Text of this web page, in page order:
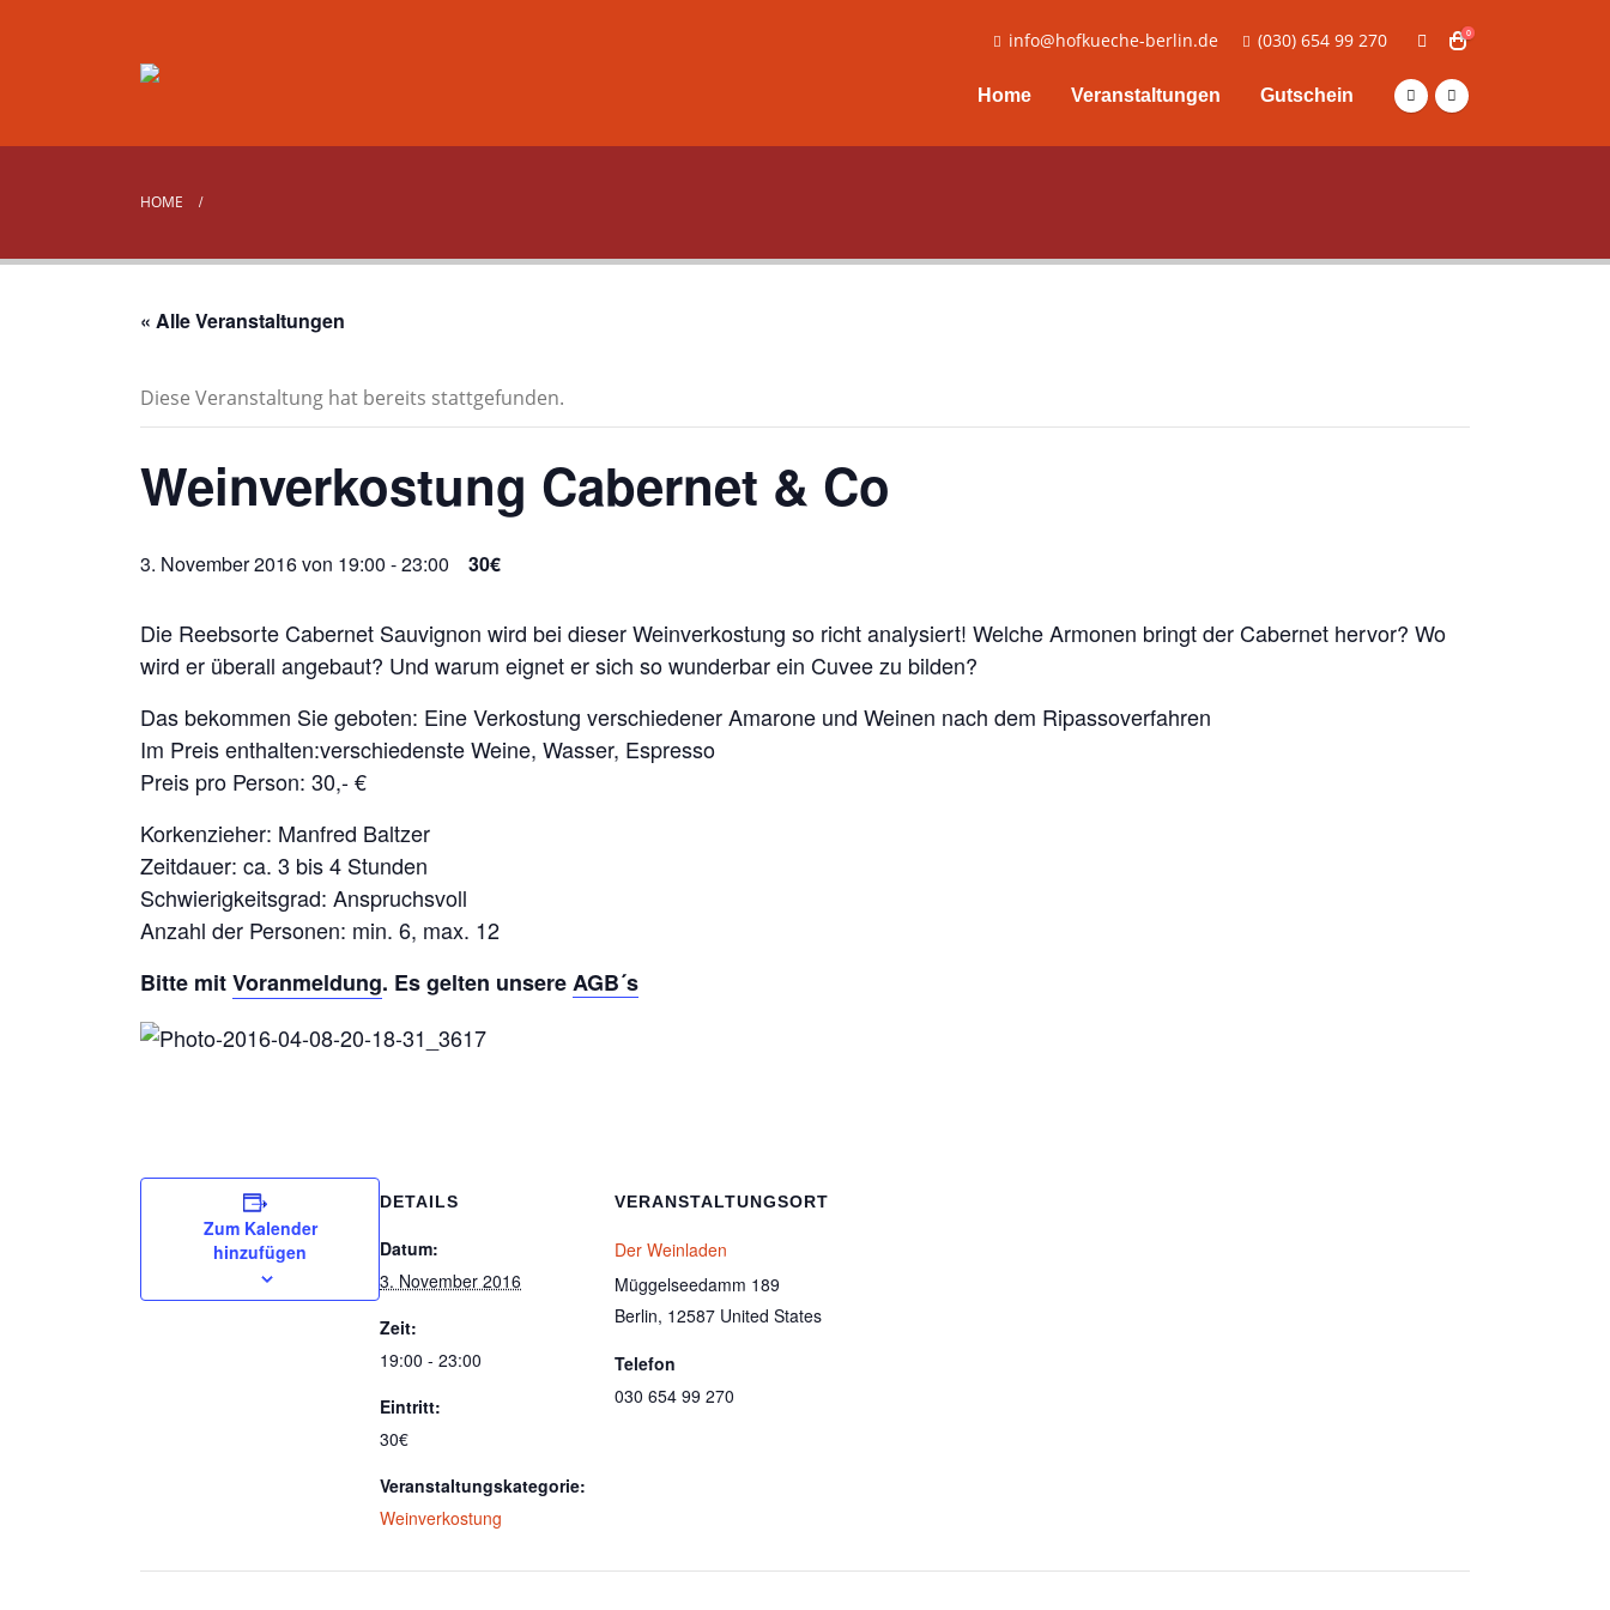
info@hofkueche-berlin.de (030) 654 99 270 0
Home Veranstaltungen Gutschein
HOME
« Alle Veranstaltungen
Diese Veranstaltung hat bereits stattgefunden.
Weinverkostung Cabernet & Co
3. November 2016 von 19:00 -23:00 30€
Die Reebsorte Cabernet Sauvignon wird bei dieser Weinverkostung so richt analysiert! Welche Armonen bringt der Cabernet hervor? Wo
wird er überall angebaut? Und warum eignet er sich so wunderbar ein Cuvee zu bilden?
Das bekommen Sie geboten: Eine Verkostung verschiedener Amarone und Weinen nach dem Ripassoverfahren
Im Preis enthalten:verschiedenste Weine, Wasser, Espresso
Preis pro Person: 30,- €
Korkenzieher: Manfred Baltzer
Zeitdauer: ca. 3 bis 4 Stunden
Schwierigkeitsgrad: Anspruchsvoll
Anzahl der Personen: min. 6, max. 12
Bitte mitVoranmeldung. Es gelten unsereAGB´s
Zum Kalender
hinzufügen
DETAILS
Datum:
3. November 2016
Zeit:
19:00 - 23:00
Eintritt:
30€
Veranstaltungskategorie:
Weinverkostung
VERANSTALTUNGSORT
Der Weinladen
Müggelseedamm 189
Berlin, 12587 United States
Telefon
030 654 99 270